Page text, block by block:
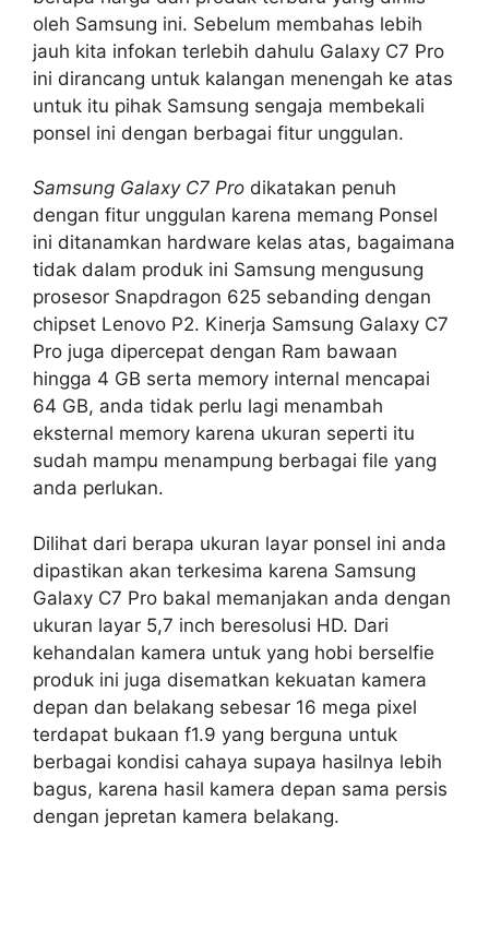
oleh Samsung ini. Sebelum membahas lebih
jauh kita infokan terlebih dahulu Galaxy C7 Pro
ini dirancang untuk kalangan menengah ke atas
untuk itu pihak Samsung sengaja membekali
ponsel ini dengan berbagai fitur unggulan.
Samsung Galaxy C7 Pro dikatakan penuh
dengan fitur unggulan karena memang Ponsel
ini ditanamkan hardware kelas atas, bagaimana
tidak dalam produk ini Samsung mengusung
prosesor Snapdragon 625 sebanding dengan
chipset Lenovo P2. Kinerja Samsung Galaxy C7
Pro juga dipercepat dengan Ram bawaan
hingga 4 GB serta memory internal mencapai
64 GB, anda tidak perlu lagi menambah
eksternal memory karena ukuran seperti itu
sudah mampu menampung berbagai file yang
anda perlukan.
Dilihat dari berapa ukuran layar ponsel ini anda
dipastikan akan terkesima karena Samsung
Galaxy C7 Pro bakal memanjakan anda dengan
ukuran layar 5,7 inch beresolusi HD. Dari
kehandalan kamera untuk yang hobi berselfie
produk ini juga disematkan kekuatan kamera
depan dan belakang sebesar 16 mega pixel
terdapat bukaan f1.9 yang berguna untuk
berbagai kondisi cahaya supaya hasilnya lebih
bagus, karena hasil kamera depan sama persis
dengan jepretan kamera belakang.